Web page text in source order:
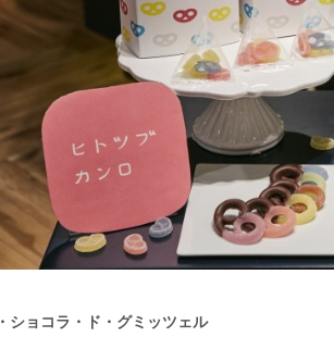
・ショコラ・ド・グミッツェル